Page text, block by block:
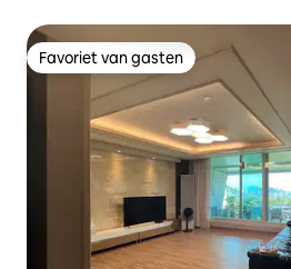
Favoriet van gasten
Favoriet van gasten